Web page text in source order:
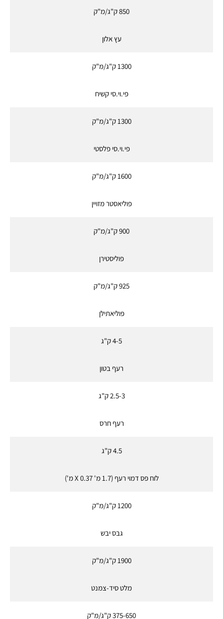
850 ק"ג/מ"ק
עץ אלון
1300 ק"ג/מ"ק
פי.וי.סי קשיח
1300 ק"ג/מ"ק
פי.וי.סי פלסטי
1600 ק"ג/מ"ק
פוליאסטר מזויין
900 ק"ג/מ"ק
פוליסטירן
925 ק"ג/מ"ק
פוליאתילן
4-5 ק"ג
רעף בטון
2.5-3 ק"ג
רעף חרס
4.5 ק"ג
לוח פס דמוי רעף (1.7 מ' 0.37 X מ')
1200 ק"ג/מ"ק
גבס יבש
1900 ק"ג/מ"ק
מלט סיד-צמנט
375-650 ק"ג/מ"ק